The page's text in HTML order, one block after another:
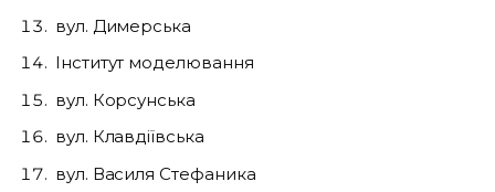
вул. Димерська
Інститут моделювання
вул. Корсунська
вул. Клавдіївська
вул. Василя Стефаника